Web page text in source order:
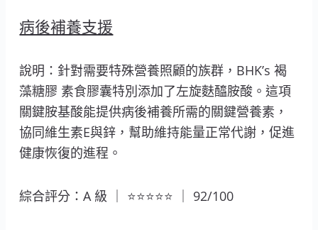
病後補養支援
說明：針對需要特殊營養照顧的族群，BHK’s 褐
藻糖膠 素食膠囊特別添加了左旋麩醯胺酸。這項
關鍵胺基酸能提供病後補養所需的關鍵營養素，
協同維生素E與鋅，幫助維持能量正常代謝，促進
健康恢復的進程。
綜合評分：A 級 ｜ ⭐⭐⭐⭐⭐ ｜ 92/100